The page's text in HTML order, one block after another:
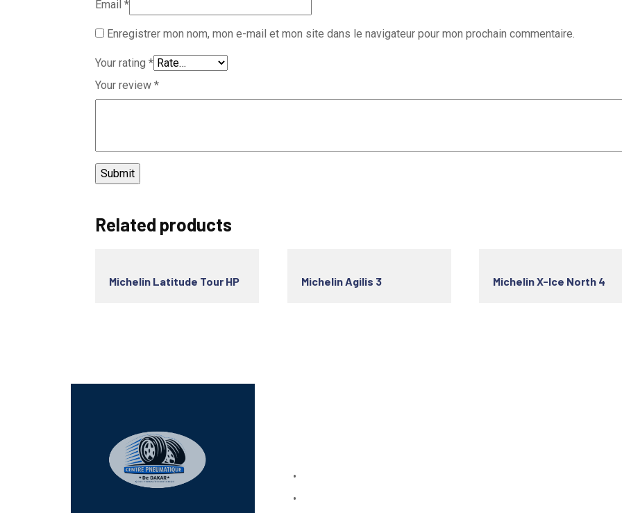
Email *
Enregistrer mon nom, mon e-mail et mon site dans le navigateur pour mon prochain commentaire.
Your rating *
Your review *
Related products
Michelin Latitude Tour HP Michelin Agilis 3 Michelin X-Ice North 4